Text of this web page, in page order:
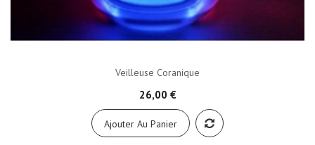
Veilleuse Coranique
26,00 €
Ajouter Au Panier